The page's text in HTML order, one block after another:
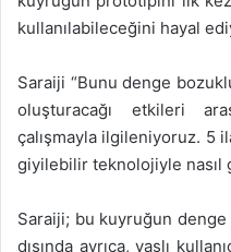
kullanılabileceğini hayal
Saraiji “Bunu denge
oluşturacağı etkileri
çalışmayla ilgileniyoruz. 5
giyilebilir teknolojiyle nasıl
Saraiji; bu kuyruğun
dışında ayrıca, yaşlı